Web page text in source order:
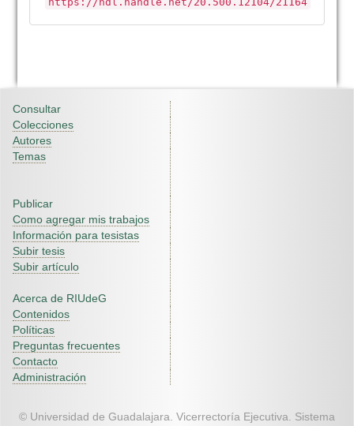
Consultar
Colecciones
Autores
Temas
Publicar
Como agregar mis trabajos
Información para tesistas
Subir tesis
Subir artículo
Acerca de RIUdeG
Contenidos
Políticas
Preguntas frecuentes
Contacto
Administración
© Universidad de Guadalajara. Vicerrectoría Ejecutiva. Sistema